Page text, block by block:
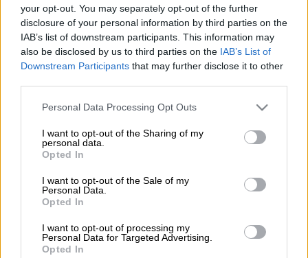
your opt-out. You may separately opt-out of the further
disclosure of your personal information by third parties on the
IAB’s list of downstream participants. This information may
also be disclosed by us to third parties on the IAB’s List of
Downstream Participants that may further disclose it to other
Please note that this website/app uses one or more Google
not limited to your visit or usage behaviour. You may click to
grant or deny consent to Google and its third-party tags to
use your data for below specified purposes in below Google
consent section.
Personal Data Processing Opt Outs
I want to opt-out of the Sharing of my
personal data.
Opted In
I want to opt-out of the Sale of my
Personal Data.
Opted In
I want to opt-out of processing my
Personal Data for Targeted Advertising.
Opted In
Προσθέστε το ΕΘΝΟΣ στη Google
Τι κι αν παίζουν «ιερά τέρατα» σ' αυτήν;
Όταν ακούμε σε διάστημα λίγων ημερών ότι
ένα παλιό κινηματογραφικό franchise θα έχει
και sequel ταινία, αλλά και prequel, τότε
Διαβάστε περισσότερα μ' ένα
κλικ στο exodos.com.gr
Τα σχολιά σας δημοσιεύονται άμεσα με δική σας ευθύνη. Το
ΕΘΝΟΣ θα παρεμβαίνει και τα προσβλητικά σχόλια θα
διαγράφονται